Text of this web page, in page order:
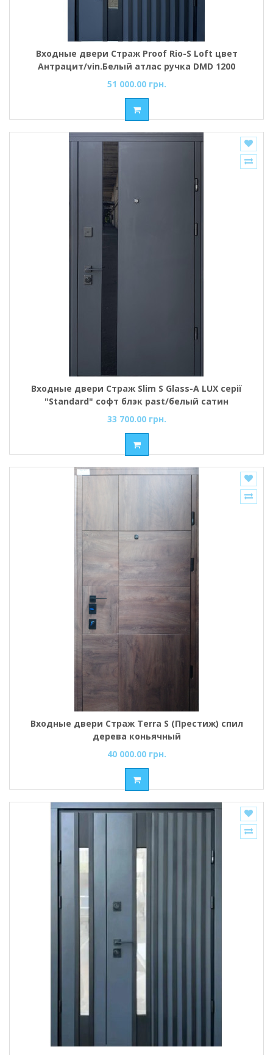
Входные двери Страж Proof Rio-S Loft цвет
Антрацит/vin.Белый атлас ручка DMD 1200
51 000.00 грн.
Входные двери Страж Slim S Glass-A LUX серії
"Standard" софт блэк past/белый сатин
33 700.00 грн.
Входные двери Страж Terra S (Престиж) спил
дерева коньячный
40 000.00 грн.